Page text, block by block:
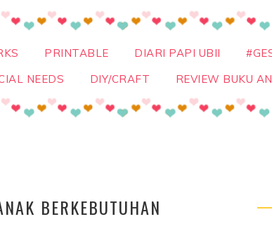
PRINTABLE DIARI PAPI UBII
NEEDS DIY/CRAFT REVIEW BUKU
BERKEBUTUHAN